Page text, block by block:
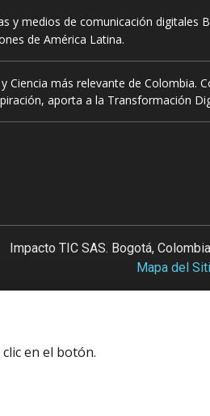
y medios de comunicación
de América Latina.
más relevante de
aporta a la Transformación
Impacto TIC SAS. Bogotá,
Mapa del
en el botón.